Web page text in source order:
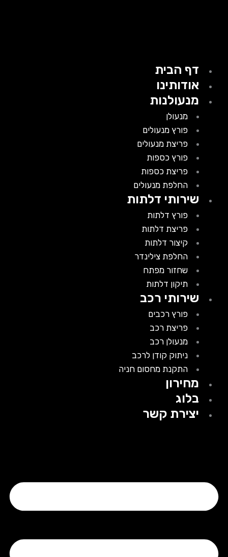
דף הבית
אודותינו
מנעולנות
מנעולן
פורץ מנעולים
פריצת מנעולים
פורץ כספות
פריצת כספות
החלפת מנעולים
שירותי דלתות
פורץ דלתות
פריצת דלתות
קיצור דלתות
החלפת צילינדר
שחזור מפתח
תיקון דלתות
שירותי רכב
פורץ רכבים
פריצת רכב
מנעולן רכב
ניתוק קודן לרכב
התקנת מחסום חניה
מחירון
בלוג
יצירת קשר